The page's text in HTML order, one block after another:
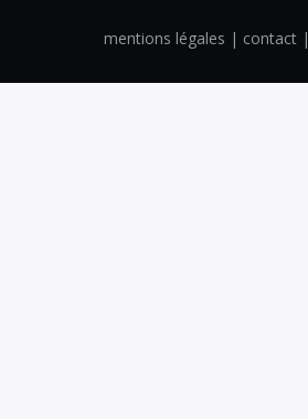
mentions légales | contact |